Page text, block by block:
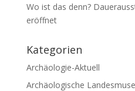
Wo ist das denn?
eröffnet
Kategorien
Archäologie-Aktuell
Archäologische